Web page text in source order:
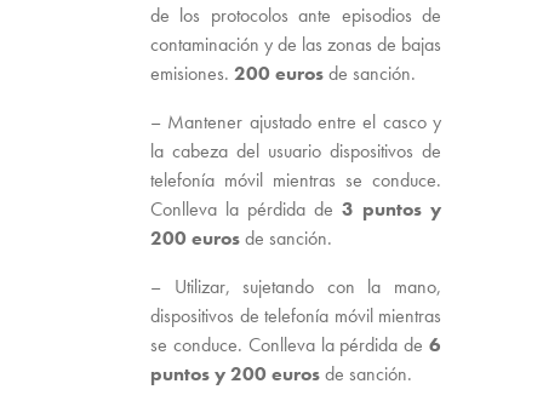
de los protocolos ante episodios de
contaminación y de las zonas de bajas
emisiones. 200 eurosde sanción.
– Mantener ajustado entre el casco y
la cabeza del usuario dispositivos de
telefonía móvil mientras se conduce.
Conlleva la pérdida de 3 puntos y
200 eurosde sanción.
– Utilizar, sujetando con la mano,
dispositivos de telefonía móvil mientras
se conduce. Conlleva la pérdida de 6
puntos y 200 eurosde sanción.